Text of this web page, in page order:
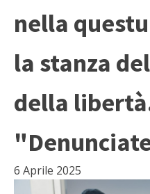
nella
la stanza
della
6 Aprile 2025